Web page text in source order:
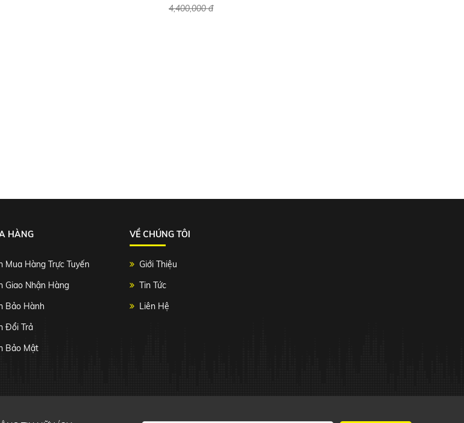
4,400,000 đ
HÀNG
Mua Hàng Trực Tuyến
Giao Nhận Hàng
Bảo Hành
Đổi Trả
Bảo Mật
VỀ CHÚNG TÔI
Giới Thiệu
Tin Tức
Liên Hệ